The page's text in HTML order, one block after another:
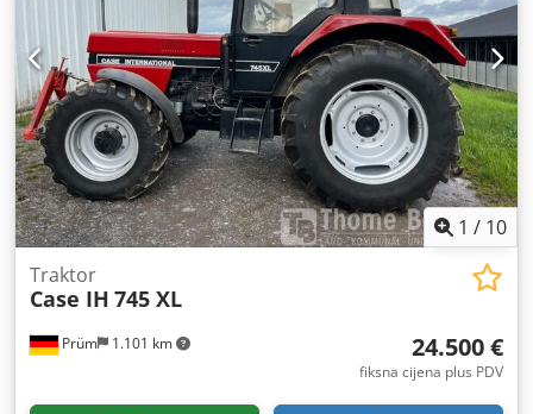
1 / 10
Prüm 1.101 km
Traktor
Case IH 745 XL
24.500 €
fiksna cijena plus PDV